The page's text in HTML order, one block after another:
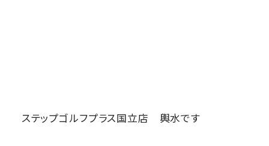
ステップゴルフプラス国立店 輿水です